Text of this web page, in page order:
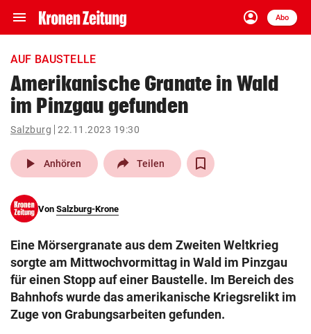
menu Navigation
ein-/ausklappen
account_circle
Anmelden
Abo
close Schließen
account_circle Anmelden
pin_drop
Wien arrow_right
search
eingeben
© Krone Multimedia GmbH & Co KG 2026
AUF BAUSTELLE
Amerikanische Granate in Wald
im Pinzgau gefunden
Salzburg 22.11.2023 19:30
play_arrow Anhören Teilen
Von Salzburg-Krone
Eine Mörsergranate aus dem Zweiten Weltkrieg
sorgte am Mittwochvormittag in Wald im Pinzgau
für einen Stopp auf einer Baustelle. Im Bereich des
Bahnhofs wurde das amerikanische Kriegsrelikt im
Zuge von Grabungsarbeiten gefunden.